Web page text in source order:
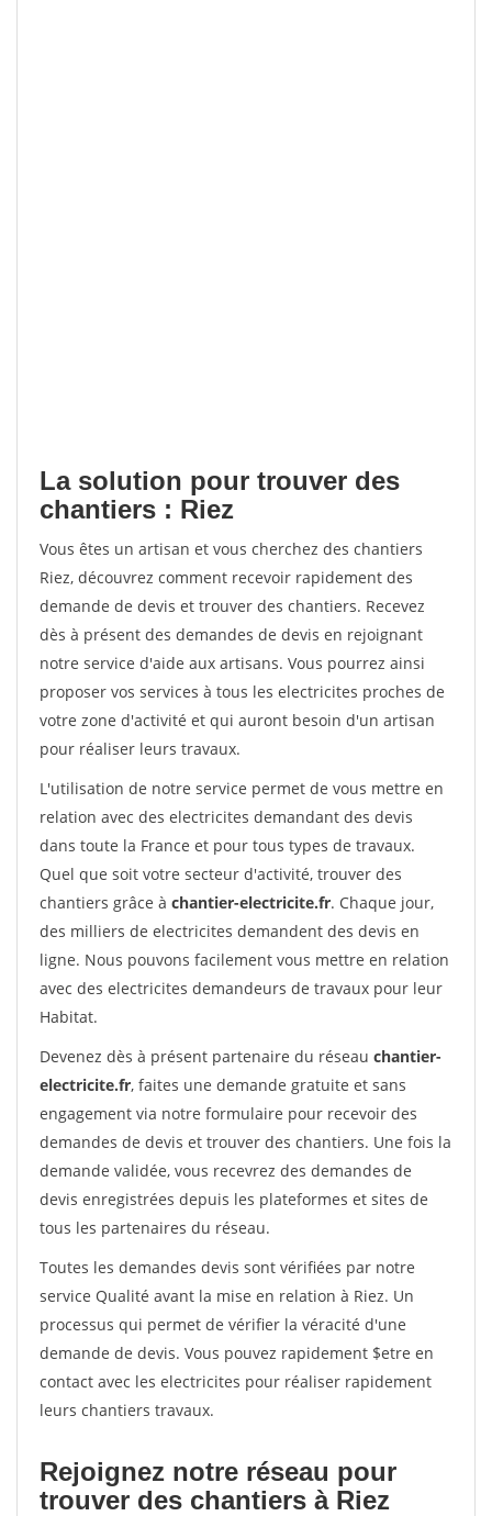
La solution pour trouver des
chantiers : Riez
Vous êtes un artisan et vous cherchez des chantiers
Riez, découvrez comment recevoir rapidement des
demande de devis et trouver des chantiers. Recevez
dès à présent des demandes de devis en rejoignant
notre service d'aide aux artisans. Vous pourrez ainsi
proposer vos services à tous les electricites proches de
votre zone d'activité et qui auront besoin d'un artisan
pour réaliser leurs travaux.
L'utilisation de notre service permet de vous mettre en
relation avec des electricites demandant des devis
dans toute la France et pour tous types de travaux.
Quel que soit votre secteur d'activité, trouver des
chantiers grâce à chantier-electricite.fr. Chaque jour,
des milliers de electricites demandent des devis en
ligne. Nous pouvons facilement vous mettre en relation
avec des electricites demandeurs de travaux pour leur
Habitat.
Devenez dès à présent partenaire du réseau chantier-
electricite.fr, faites une demande gratuite et sans
engagement via notre formulaire pour recevoir des
demandes de devis et trouver des chantiers. Une fois la
demande validée, vous recevrez des demandes de
devis enregistrées depuis les plateformes et sites de
tous les partenaires du réseau.
Toutes les demandes devis sont vérifiées par notre
service Qualité avant la mise en relation à Riez. Un
processus qui permet de vérifier la véracité d'une
demande de devis. Vous pouvez rapidement $etre en
contact avec les electricites pour réaliser rapidement
leurs chantiers travaux.
Rejoignez notre réseau pour
trouver des chantiers à Riez